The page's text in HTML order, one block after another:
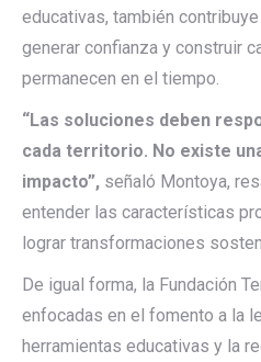
educativas, también
generar confianza y construir
permanecen en el tiempo.
“Las soluciones deben
cada territorio. No existe
impacto”, señaló Montoya,
entender las características
lograr transformaciones
De igual forma, la Fundación
enfocadas en el fomento a la
herramientas educativas y la